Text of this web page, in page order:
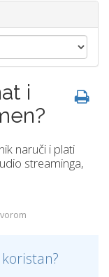
i
naruči i plati
streaminga,